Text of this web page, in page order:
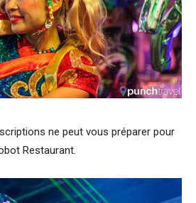
ne peut vous préparer pour
Restaurant.